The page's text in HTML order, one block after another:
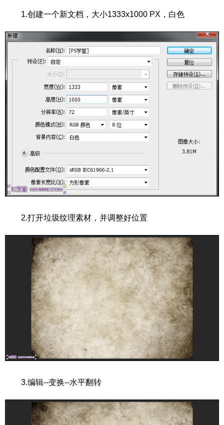
1.创建一个新文档，大小1333x1000 PX，白色
2.打开垃圾纹理素材，并调整好位置
3.编辑--变换--水平翻转